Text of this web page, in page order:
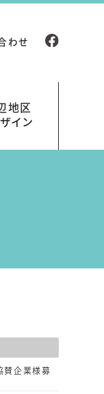
地区
イン
わせ
賛企業様募